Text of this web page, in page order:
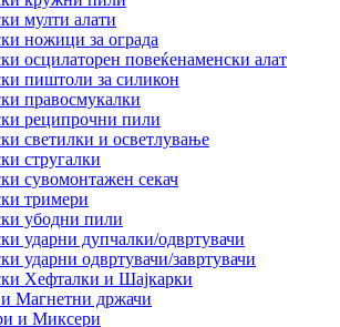
мулти алати
ножици за ограда
осцилаторен повеќенаменски алат
пиштоли за силикон
правосмукалки
реципрочни пили
светилки и осветлување
стругалки
сувомонтажен секач
тримери
убодни пили
ударни дупчалки/одвртувачи
ударни одвртувачи/завртувачи
Хефталки и Шајкарки
Магнетни држачи
и Миксери